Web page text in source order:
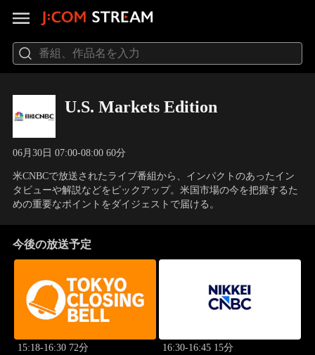
U.S. Markets Edition
06月30日 07:00-08:00 60分
米CNBCで放送されたライブ番組から、インパクトのあったイン
タビューや解説などをピックアップ。米国市場の今を把握するた
めの重要なポイントをダイジェストで届ける。
今後の放送予定
15:18-16:30 72分 16:30-16:45 15分